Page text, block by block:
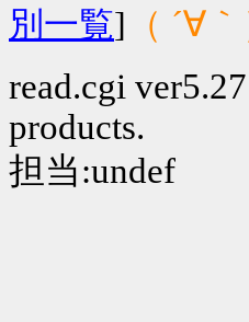
別一覧] （ ´∀
read.cgi
products.
担当:undef